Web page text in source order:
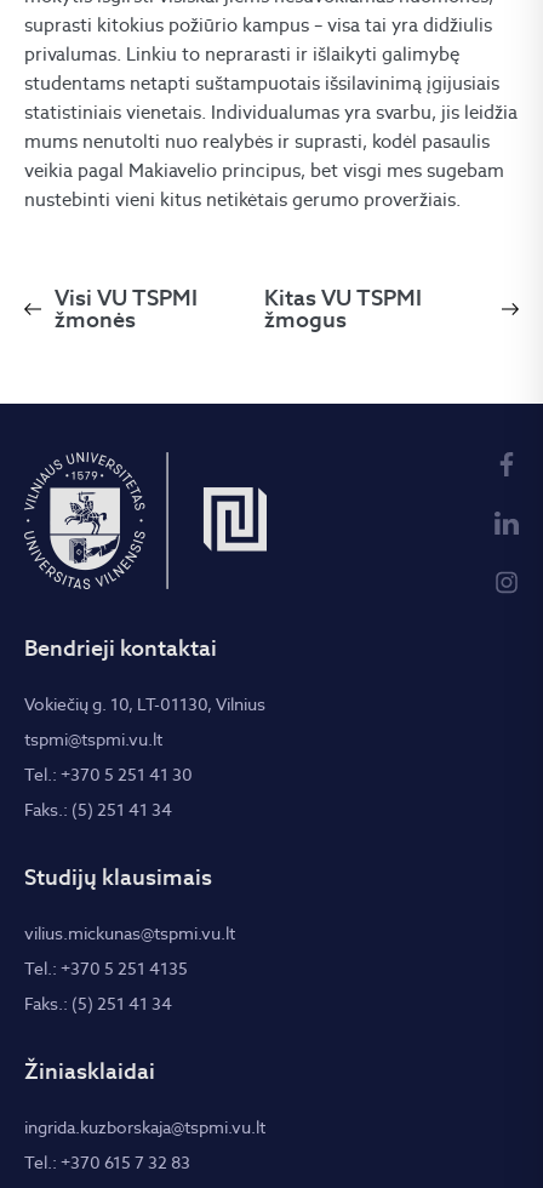
suprasti kitokius požiūrio kampus – visa tai yra didžiulis
privalumas. Linkiu to neprarasti ir išlaikyti galimybę
studentams netapti suštampuotais išsilavinimą įgijusiais
statistiniais vienetais. Individualumas yra svarbu, jis leidžia
mums nenutolti nuo realybės ir suprasti, kodėl pasaulis
veikia pagal Makiavelio principus, bet visgi mes sugebam
nustebinti vieni kitus netikėtais gerumo proveržiais.
Visi VU TSPMI
žmonės
Kitas VU TSPMI
žmogus
Bendrieji kontaktai
Vokiečių g. 10, LT-01130, Vilnius
tspmi@tspmi.vu.lt
Tel.: +370 5 251 41 30
Faks.: (5) 251 41 34
Studijų klausimais
vilius.mickunas@tspmi.vu.lt
Tel.: +370 5 251 4135
Faks.: (5) 251 41 34
Žiniasklaidai
ingrida.kuzborskaja@tspmi.vu.lt
Tel.: +370 615 7 32 83